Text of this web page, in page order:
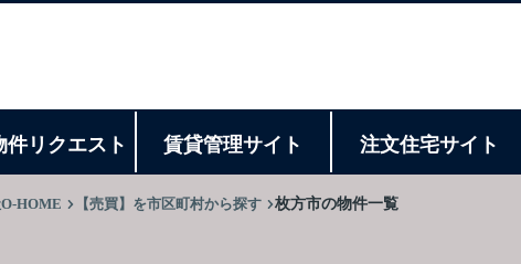
件リクエスト 賃貸管理サイト 注文住宅サイト
HOME 【売買】を市区町村から探す 枚方市の物件一覧